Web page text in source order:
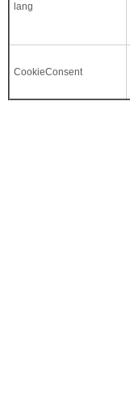
lang
CookieConsent